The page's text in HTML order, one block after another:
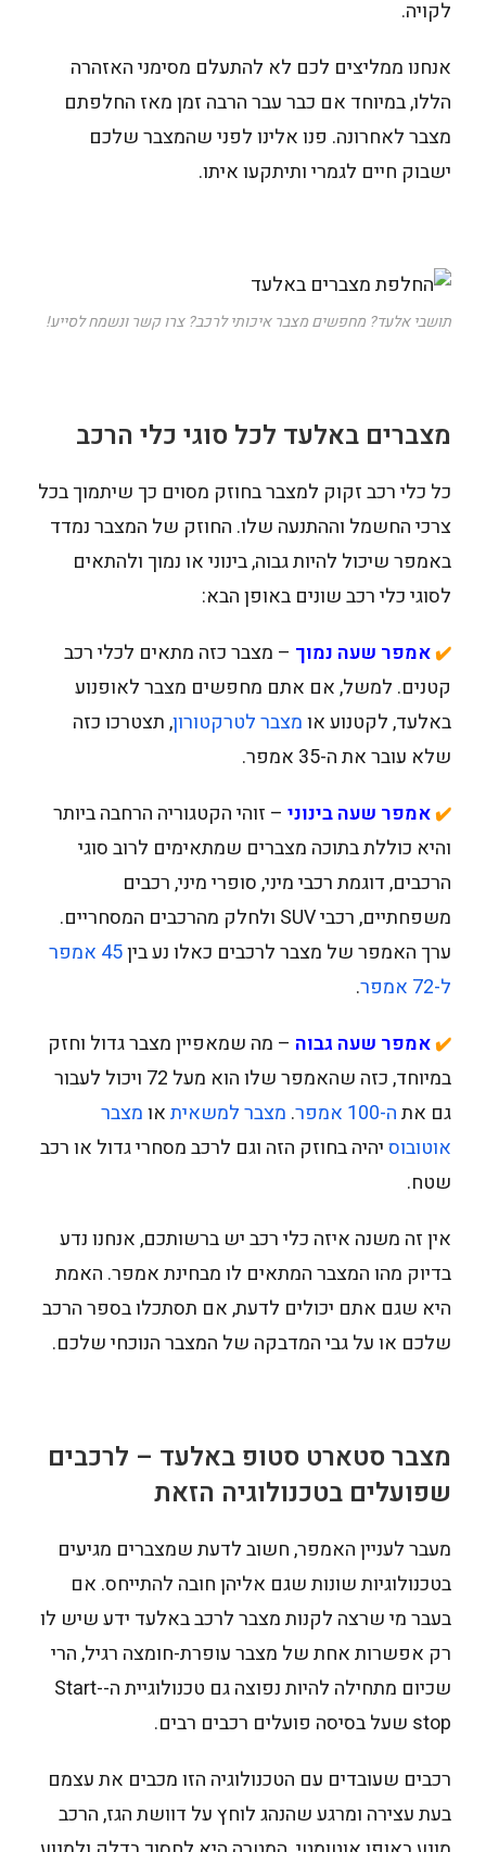
לקויה.
אנחנו ממליצים לכם לא להתעלם מסימני האזהרה
הללו, במיוחד אם כבר עבר הרבה זמן מאז החלפתם
מצבר לאחרונה. פנו אלינו לפני שהמצבר שלכם
ישבוק חיים לגמרי ותיתקעו איתו.
תושבי אלעד? מחפשים מצבר איכותי לרכב? צרו קשר ונשמח לסייע!
מצברים באלעד לכל סוגי כלי הרכב
כל כלי רכב זקוק למצבר בחוזק מסוים כך שיתמוך בכל
צרכי החשמל וההתנעה שלו. החוזק של המצבר נמדד
באמפר שיכול להיות גבוה, בינוני או נמוך ולהתאים
לסוגי כלי רכב שונים באופן הבא:
✔️אמפר שעה נמוך – מצבר כזה מתאים לכלי רכב
קטנים. למשל, אם אתם מחפשים מצבר לאופנוע
באלעד, לקטנוע אומצבר לטרקטורון, תצטרכו כזה
שלא עובר את ה-35 אמפר.
✔️אמפר שעה בינוני – זוהי הקטגוריה הרחבה ביותר
והיא כוללת בתוכה מצברים שמתאימים לרוב סוגי
הרכבים, דוגמת רכבי מיני, סופרי מיני, רכבים
משפחתיים, רכבי SUV ולחלק מהרכבים המסחריים.
ערך האמפר של מצבר לרכבים כאלו נע בין45 אמפר
ל-72 אמפר
.
✔️אמפר שעה גבוה – מה שמאפיין מצבר גדול וחזק
במיוחד, כזה שהאמפר שלו הוא מעל 72 ויכול לעבור
גם אתה-100 אמפר . מצבר למשאיתאומצבר
אוטובוסיהיה בחוזק הזה וגם לרכב מסחרי גדול או רכב
שטח.
אין זה משנה איזה כלי רכב יש ברשותכם, אנחנו נדע
בדיוק מהו המצבר המתאים לו מבחינת אמפר. האמת
היא שגם אתם יכולים לדעת, אם תסתכלו בספר הרכב
שלכם או על גבי המדבקה של המצבר הנוכחי שלכם.
מצבר סטארט סטופ באלעד – לרכבים
שפועלים בטכנולוגיה הזאת
מעבר לעניין האמפר, חשוב לדעת שמצברים מגיעים
בטכנולוגיות שונות שגם אליהן חובה להתייחס. אם
בעבר מי שרצה לקנות מצבר לרכב באלעד ידע שיש לו
רק אפשרות אחת של מצבר עופרת-חומצה רגיל, הרי
שכיום מתחילה להיות נפוצה גם טכנולוגיית ה-Start-
stop שעל בסיסה פועלים רכבים רבים.
רכבים שעובדים עם הטכנולוגיה הזו מכבים את עצמם
בעת עצירה ומרגע שהנהג לוחץ על דוושת הגז, הרכב